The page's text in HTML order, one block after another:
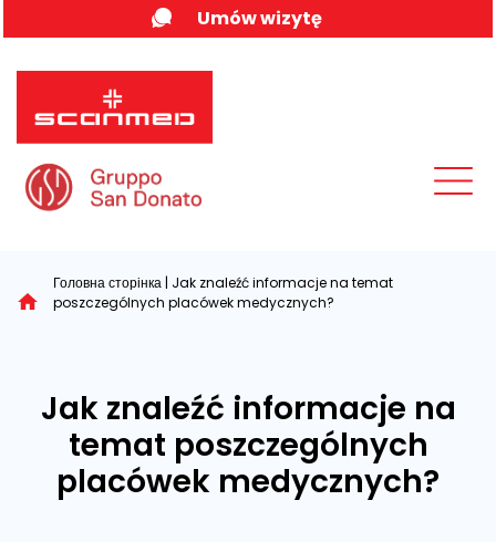
to
content
Umów wizytę
Головна сторінка | Jak znaleźć informacje na temat
poszczególnych placówek medycznych?
Jak znaleźć informacje na
temat poszczególnych
placówek medycznych?